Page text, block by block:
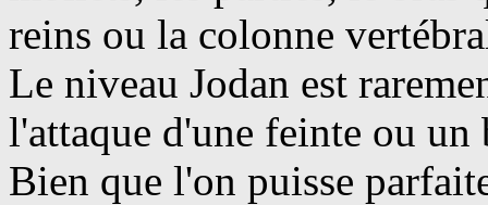
reins ou la colonne
Le niveau Jodan est
l'attaque d'une feinte ou
Bien que l'on puisse